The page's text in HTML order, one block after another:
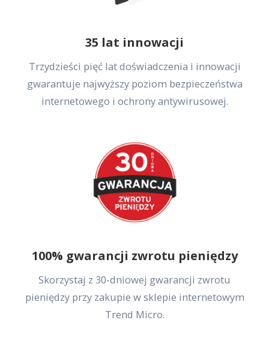
35 lat innowacji
Trzydzieści pięć lat doświadczenia i innowacji
gwarantuje najwyższy poziom bezpieczeństwa
internetowego i ochrony antywirusowej.
100% gwarancji zwrotu pieniędzy
Skorzystaj z 30-dniowej gwarancji zwrotu
pieniędzy przy zakupie w sklepie internetowym
Trend Micro.